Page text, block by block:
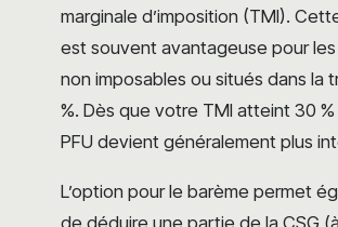
marginale d’imposition (TMI).
est souvent avantageuse pour
non imposables ou situés dans la
%. Dès que votre TMI atteint 30 %
PFU devient généralement plus
L’option pour le barème permet